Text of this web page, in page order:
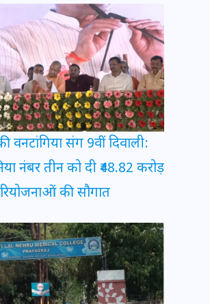
वनटांगिया संग 9वीं दिवाली:
नंबर तीन को दी ₹48.82 करोड़
की सौगात